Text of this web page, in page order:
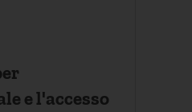
e l'accesso